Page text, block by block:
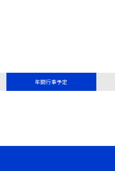
年間行事予定